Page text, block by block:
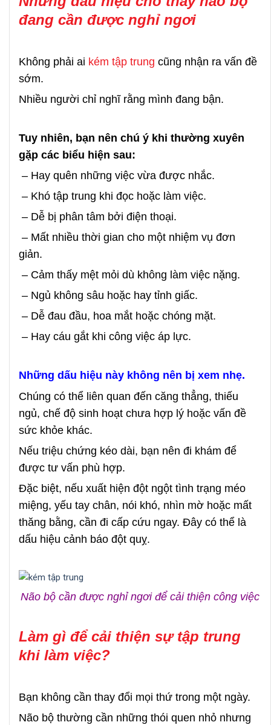
đang cần được nghỉ ngơi
Không phải ai kém tập trung cũng nhận ra vấn đề
sớm.
Nhiều người chỉ nghĩ rằng mình đang bận.
Tuy nhiên, bạn nên chú ý khi thường xuyên
gặp các biểu hiện sau:
– Hay quên những việc vừa được nhắc.
– Khó tập trung khi đọc hoặc làm việc.
– Dễ bị phân tâm bởi điện thoại.
– Mất nhiều thời gian cho một nhiệm vụ đơn
giản.
– Cảm thấy mệt mỏi dù không làm việc nặng.
– Ngủ không sâu hoặc hay tỉnh giấc.
– Dễ đau đầu, hoa mắt hoặc chóng mặt.
– Hay cáu gắt khi công việc áp lực.
Những dấu hiệu này không nên bị xem nhẹ.
Chúng có thể liên quan đến căng thẳng, thiếu
ngủ, chế độ sinh hoạt chưa hợp lý hoặc vấn đề
sức khỏe khác.
Nếu triệu chứng kéo dài, bạn nên đi khám để
được tư vấn phù hợp.
Đặc biệt, nếu xuất hiện đột ngột tình trạng méo
miệng, yếu tay chân, nói khó, nhìn mờ hoặc mất
thăng bằng, cần đi cấp cứu ngay. Đây có thể là
dấu hiệu cảnh báo đột quỵ.
Não bộ cần được nghỉ ngơi để cải thiện công việc
Làm gì để cải thiện sự tập trung
khi làm việc?
Bạn không cần thay đổi mọi thứ trong một ngày.
Não bộ thường cần những thói quen nhỏ nhưng